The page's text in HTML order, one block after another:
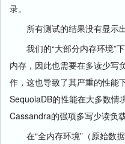
录。
所有测试的结果没有显示出
我们的“大部分内存环境”
内存，因此也需要在多读少写
作，这也导致了其严重的性能
SequoiaDB的性能在大多数情
Cassandra的强项多写少读负载
在“全内存环境”（原始数据